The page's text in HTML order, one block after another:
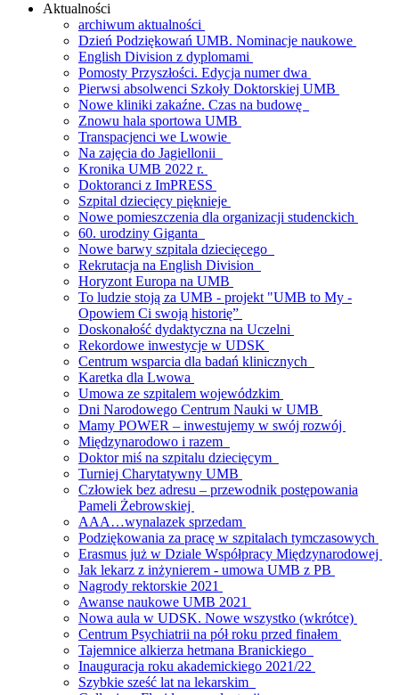
Aktualności
archiwum aktualności
Dzień Podziękowań UMB. Nominacje naukowe
English Division z dyplomami
Pomosty Przyszłości. Edycja numer dwa
Pierwsi absolwenci Szkoły Doktorskiej UMB
Nowe kliniki zakaźne. Czas na budowę
Znowu hala sportowa UMB
Transpacjenci we Lwowie
Na zajęcia do Jagiellonii
Kronika UMB 2022 r.
Doktoranci z ImPRESS
Szpital dziecięcy pięknieje
Nowe pomieszczenia dla organizacji studenckich
60. urodziny Giganta
Nowe barwy szpitala dziecięcego
Rekrutacja na English Division
Horyzont Europa na UMB
To ludzie stoją za UMB - projekt "UMB to My -
Opowiem Ci swoją historię”
Doskonałość dydaktyczna na Uczelni
Rekordowe inwestycje w UDSK
Centrum wsparcia dla badań klinicznych
Karetka dla Lwowa
Umowa ze szpitalem wojewódzkim
Dni Narodowego Centrum Nauki w UMB
Mamy POWER – inwestujemy w swój rozwój
Międzynarodowo i razem
Doktor miś na szpitalu dziecięcym
Turniej Charytatywny UMB
Człowiek bez adresu – przewodnik postępowania
Pameli Żebrowskiej
AAA…wynalazek sprzedam
Podziękowania za pracę w szpitalach tymczasowych
Erasmus już w Dziale Współpracy Międzynarodowej
Jak lekarz z inżynierem - umowa UMB z PB
Nagrody rektorskie 2021
Awanse naukowe UMB 2021
Nowa aula w UDSK. Nowe wszystko (wkrótce)
Centrum Psychiatrii na pół roku przed finałem
Tajemnice alkierza hetmana Branickiego
Inauguracja roku akademickiego 2021/22
Szybkie sześć lat na lekarskim